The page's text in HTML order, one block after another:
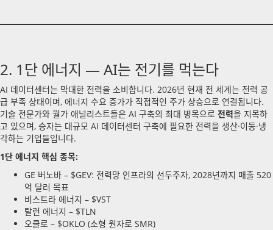
2. 1단 에너지 — AI는 전기를 먹는다
AI 데이터센터는 막대한 전력을 소비합니다. 2026년 현재 전 세계는 전력 공
급 부족 상태이며, 에너지 수요 증가가 직접적인 주가 상승으로 연결됩니다.
기술 전문가와 월가 애널리스트들은 AI 구축의 최대 병목으로 전력을 지목하
고 있으며, 승자는 대규모 AI 데이터센터 구축에 필요한 전력을 생산·이동·냉
각하는 기업들입니다.
1단 에너지 핵심 종목:
GE 버노바 – $GEV: 전력망 인프라의 선두주자, 2028년까지 매출 520
억 달러 목표
비스트라 에너지 – $VST
탈런 에너지 – $TLN
오클로 – $OKLO (소형 원자로 SMR)